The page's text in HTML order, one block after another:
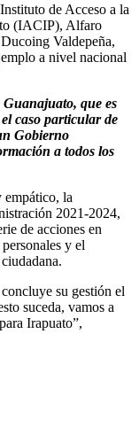
de Acceso a la
(IACIP), Alfaro
Valdepeña,
a nivel nacional
que es
caso particular de
Gobierno
a todos los
empático, la
2021-2024,
de acciones en
y el
su gestión el
suceda, vamos a
Irapuato”,